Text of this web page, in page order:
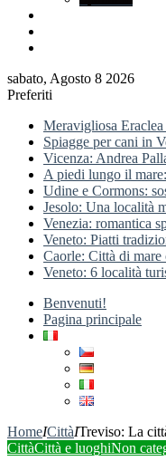
sabato, Agosto 8 2026
Preferiti
Meravigliosa
Spiagge per cani in
Vicenza: Andrea
A piedi lungo il
Udine e Cormons:
Jesolo: Una località
Venezia: romantica
Veneto: Piatti
Caorle: Città di mare
Veneto: 6 località
Benvenuti!
Pagina principale
HomeICittàITreviso: La
CittàCittà e luoghiNon